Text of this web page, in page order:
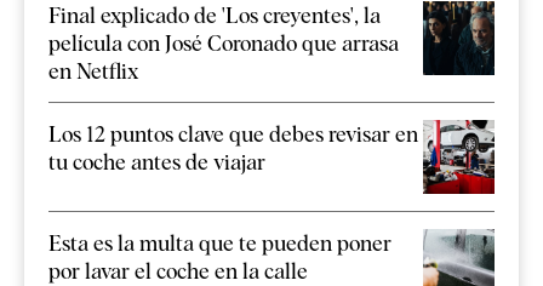
Final explicado de 'Los creyentes', la
película con José Coronado que arrasa
en Netflix
Los 12 puntos clave que debes revisar en
tu coche antes de viajar
Esta es la multa que te pueden poner
por lavar el coche en la calle